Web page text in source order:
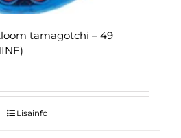
tamagotchi – 49
Lisainfo